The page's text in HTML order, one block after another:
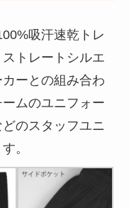
吸汗速乾トレ
トレートシルエ
ーとの組み合わ
ムのユニフォー
のスタッフユニ
。